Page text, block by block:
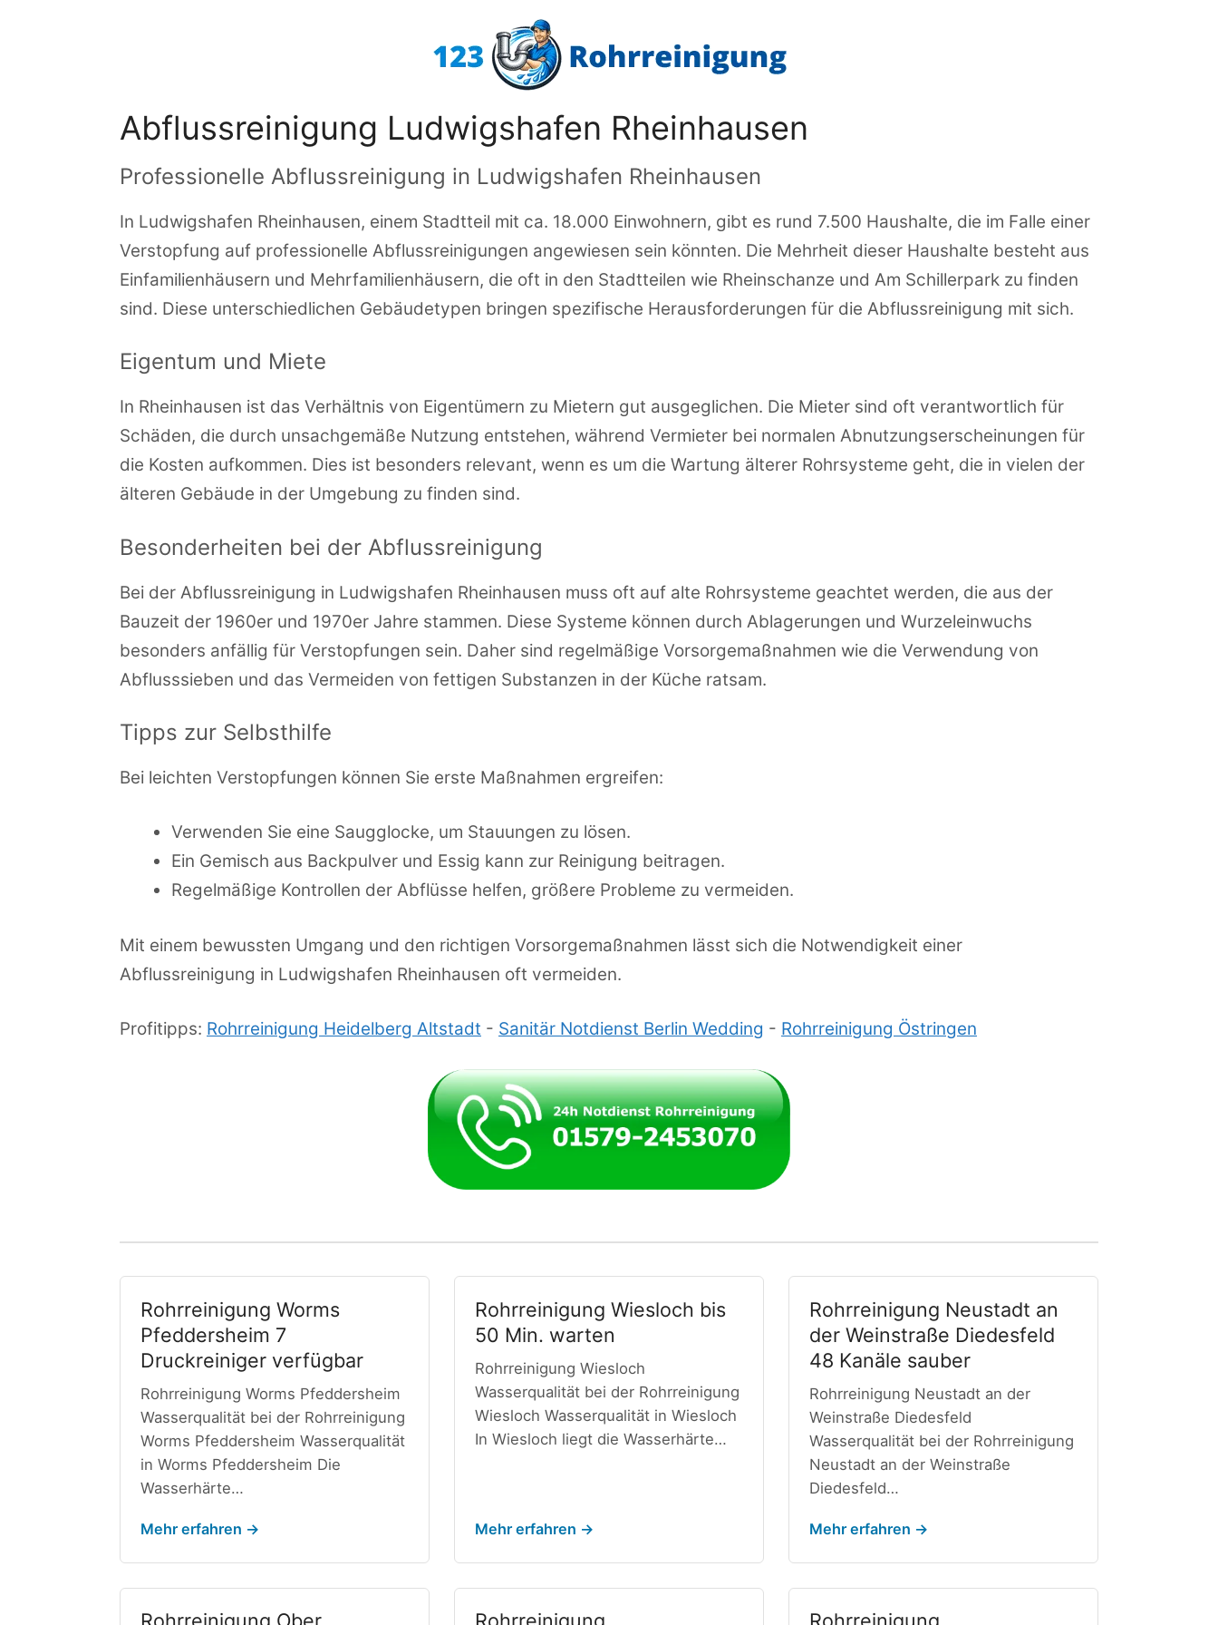
Abflussreinigung Ludwigshafen Rheinhausen
Professionelle Abflussreinigung in Ludwigshafen Rheinhausen
In Ludwigshafen Rheinhausen, einem Stadtteil mit ca. 18.000 Einwohnern, gibt es rund 7.500 Haushalte, die im Falle einer
Verstopfung auf professionelle Abflussreinigungen angewiesen sein könnten. Die Mehrheit dieser Haushalte besteht aus
Einfamilienhäusern und Mehrfamilienhäusern, die oft in den Stadtteilen wie Rheinschanze und Am Schillerpark zu finden
sind. Diese unterschiedlichen Gebäudetypen bringen spezifische Herausforderungen für die Abflussreinigung mit sich.
Eigentum und Miete
In Rheinhausen ist das Verhältnis von Eigentümern zu Mietern gut ausgeglichen. Die Mieter sind oft verantwortlich für
Schäden, die durch unsachgemäße Nutzung entstehen, während Vermieter bei normalen Abnutzungserscheinungen für
die Kosten aufkommen. Dies ist besonders relevant, wenn es um die Wartung älterer Rohrsysteme geht, die in vielen der
älteren Gebäude in der Umgebung zu finden sind.
Besonderheiten bei der Abflussreinigung
Bei der Abflussreinigung in Ludwigshafen Rheinhausen muss oft auf alte Rohrsysteme geachtet werden, die aus der
Bauzeit der 1960er und 1970er Jahre stammen. Diese Systeme können durch Ablagerungen und Wurzeleinwuchs
besonders anfällig für Verstopfungen sein. Daher sind regelmäßige Vorsorgemaßnahmen wie die Verwendung von
Abflusssieben und das Vermeiden von fettigen Substanzen in der Küche ratsam.
Tipps zur Selbsthilfe
Bei leichten Verstopfungen können Sie erste Maßnahmen ergreifen:
Verwenden Sie eine Saugglocke, um Stauungen zu lösen.
Ein Gemisch aus Backpulver und Essig kann zur Reinigung beitragen.
Regelmäßige Kontrollen der Abflüsse helfen, größere Probleme zu vermeiden.
Mit einem bewussten Umgang und den richtigen Vorsorgemaßnahmen lässt sich die Notwendigkeit einer
Abflussreinigung in Ludwigshafen Rheinhausen oft vermeiden.
Profitipps: Rohrreinigung Heidelberg Altstadt - Sanitär Notdienst Berlin Wedding - Rohrreinigung Östringen
Rohrreinigung Worms
Pfeddersheim 7
Druckreiniger verfügbar
Rohrreinigung Worms Pfeddersheim
Wasserqualität bei der Rohrreinigung
Worms Pfeddersheim Wasserqualität
in Worms Pfeddersheim Die
Wasserhärte…
Mehr erfahren →
Rohrreinigung Wiesloch bis
50 Min. warten
Rohrreinigung Wiesloch
Wasserqualität bei der Rohrreinigung
Wiesloch Wasserqualität in Wiesloch
In Wiesloch liegt die Wasserhärte…
Mehr erfahren →
Rohrreinigung Neustadt an
der Weinstraße Diedesfeld
48 Kanäle sauber
Rohrreinigung Neustadt an der
Weinstraße Diedesfeld
Wasserqualität bei der Rohrreinigung
Neustadt an der Weinstraße
Diedesfeld…
Mehr erfahren →